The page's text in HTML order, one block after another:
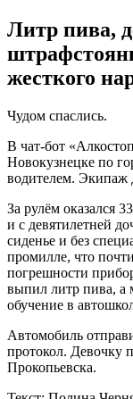
Литр пива,
жесткого
Чудом спаслись.
В чат-бот
Новокузнецке по
водителем. Экипаж
За рулём оказался
и с девятилетней
сиденье и без
промилле, что
погрешности
выпил литр пива, а
обучение в
Автомобиль
протокол. Девочку
Прокопьевска.